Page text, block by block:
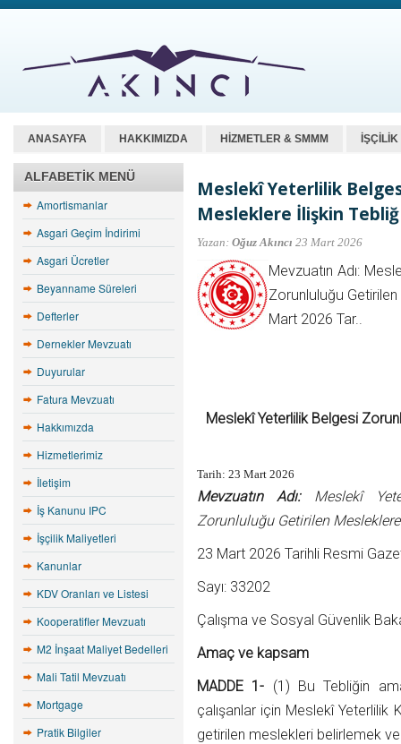
ANASAYFA HAKKIMIZDA HİZMETLER & SMMM
ALFABETIK MENÜ
Amortismanlar
Asgari Geçim İndirimi
Asgari Ücretler
Beyanname Süreleri
Defterler
Dernekler Mevzuatı
Duyurular
Fatura Mevzuatı
Hakkımızda
Hizmetlerimiz
İletişim
İş Kanunu IPC
İşçilik Maliyetleri
Kanunlar
KDV Oranları ve Listesi
Kooperatifler Mevzuatı
M2 İnşaat Maliyet Bedelleri
Mali Tatil Mevzuatı
Mortgage
Pratik Bilgiler
Meslekî Yeterlilik
Mesleklere İlişkin Tebliğ
Yazan: Oğuz Akıncı 23 Mart 2026
Mevzuatın Adı:
Zorunluluğu
Mart 2026 Tar..
Meslekî Yeterlilik Belgesi
Tarih: 23 Mart 2026
Mevzuatın Adı:Meslekî
Zorunluluğu Getirilen
23 Mart 2026 Tarihli Resmi
Sayı: 33202
Çalışma ve Sosyal Güvenlik
Amaç ve kapsam
MADDE 1- (1) Bu Tebliğin
çalışanlar için Meslekî
getirilen meslekleri belirlemek ve